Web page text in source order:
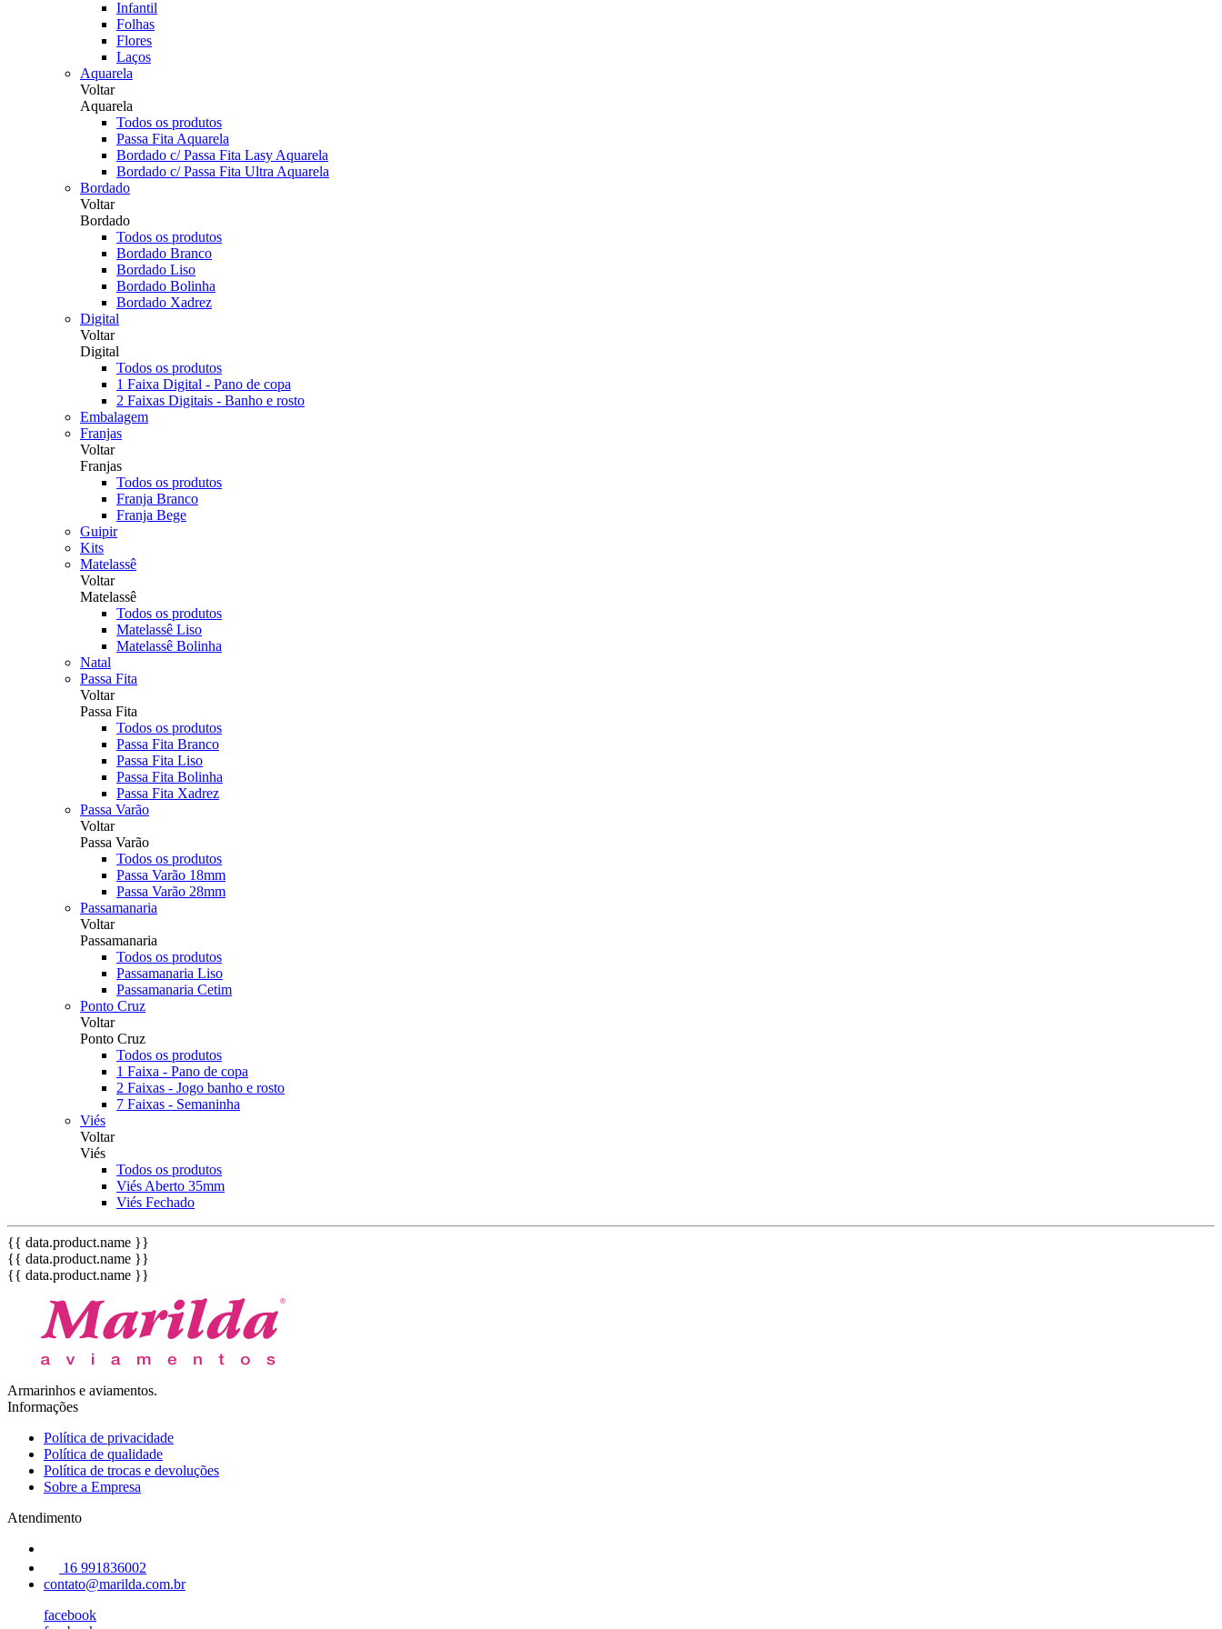
Infantil
Folhas
Flores
Laços
Aquarela
Voltar
Aquarela
Todos os produtos
Passa Fita Aquarela
Bordado c/ Passa Fita Lasy Aquarela
Bordado c/ Passa Fita Ultra Aquarela
Bordado
Voltar
Bordado
Todos os produtos
Bordado Branco
Bordado Liso
Bordado Bolinha
Bordado Xadrez
Digital
Voltar
Digital
Todos os produtos
1 Faixa Digital - Pano de copa
2 Faixas Digitais - Banho e rosto
Embalagem
Franjas
Voltar
Franjas
Todos os produtos
Franja Branco
Franja Bege
Guipir
Kits
Matelassê
Voltar
Matelassê
Todos os produtos
Matelassê Liso
Matelassê Bolinha
Natal
Passa Fita
Voltar
Passa Fita
Todos os produtos
Passa Fita Branco
Passa Fita Liso
Passa Fita Bolinha
Passa Fita Xadrez
Passa Varão
Voltar
Passa Varão
Todos os produtos
Passa Varão 18mm
Passa Varão 28mm
Passamanaria
Voltar
Passamanaria
Todos os produtos
Passamanaria Liso
Passamanaria Cetim
Ponto Cruz
Voltar
Ponto Cruz
Todos os produtos
1 Faixa - Pano de copa
2 Faixas - Jogo banho e rosto
7 Faixas - Semaninha
Viés
Voltar
Viés
Todos os produtos
Viés Aberto 35mm
Viés Fechado
{{ data.product.name }}
{{ data.product.name }}
{{ data.product.name }}
Armarinhos e aviamentos.
Informações
Política de privacidade
Política de qualidade
Política de trocas e devoluções
Sobre a Empresa
Atendimento
16 991836002
contato@marilda.com.br
facebook